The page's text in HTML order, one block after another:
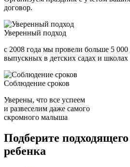
договор.
Уверенный подход
с 2008 года мы провели больше 5
выпускных в детских садах и школах
Соблюдение сроков
Уверены, что все успеем
и развеселим даже самого
скромного малыша
Подберите
ребенка